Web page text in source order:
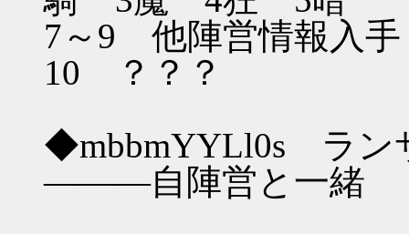
7～9 他陣営情報入手
10 ？？？
◆mbbmYYLl0s ラン
―――自陣営と一緒